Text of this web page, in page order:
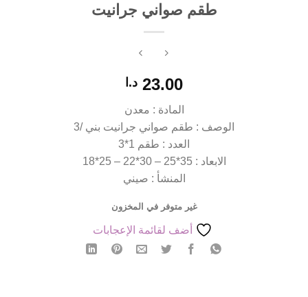
طقم صواني جرانيت
23.00 د.ا
المادة : معدن
الوصف : طقم صواني جرانيت بني /3
العدد : طقم 1*3
الابعاد : 35*25 – 30*22 – 25*18
المنشأ : صيني
غير متوفر في المخزون
أضف لقائمة الإعجابات